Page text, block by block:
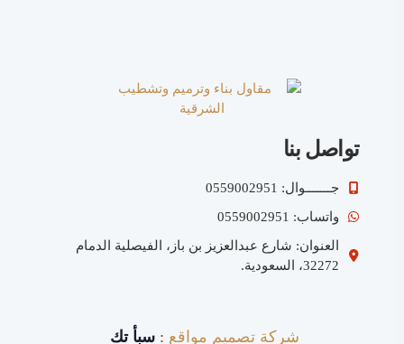
تواصل بنا
جـــــــوال: 0559002951
واتساب: 0559002951
العنوان: شارع عبدالعزيز بن باز، الفيصلية الدمام
32272، السعودية.
شركة تصميم مواقع :سبأ تك